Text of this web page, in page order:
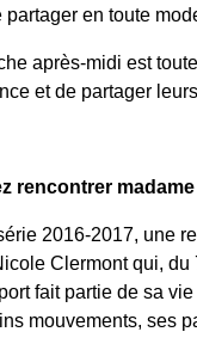
en toute
après-midi est
et de partager
rencontrer
2016-2017, une
Clermont qui,
fait partie de sa
mouvements, ses